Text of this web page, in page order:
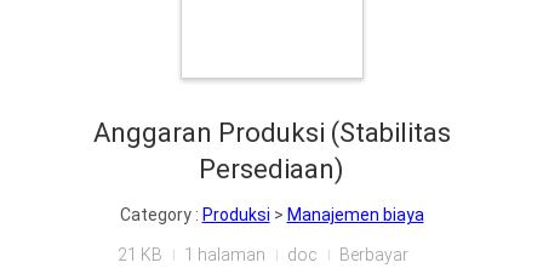
Anggaran Produksi (Stabilitas
Persediaan)
Category : Produksi > Manajemen biaya
21 KB 1 halaman doc Berbayar